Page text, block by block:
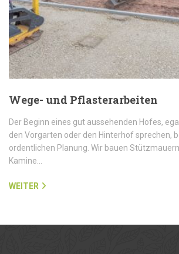
Wege- und Pflasterarbeiten
Der Beginn eines gut aussehenden Hofes,
den Vorgarten oder den Hinterhof sprechen,
ordentlichen Planung. Wir bauen
Kamine…
WEITER